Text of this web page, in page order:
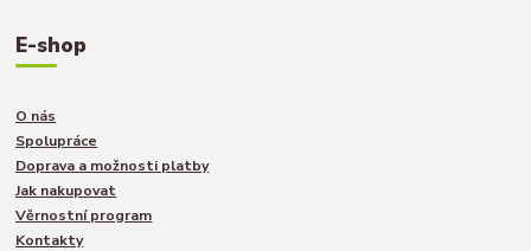
E-shop
O nás
Spolupráce
Doprava a možnosti platby
Jak nakupovat
Věrnostní program
Kontakty